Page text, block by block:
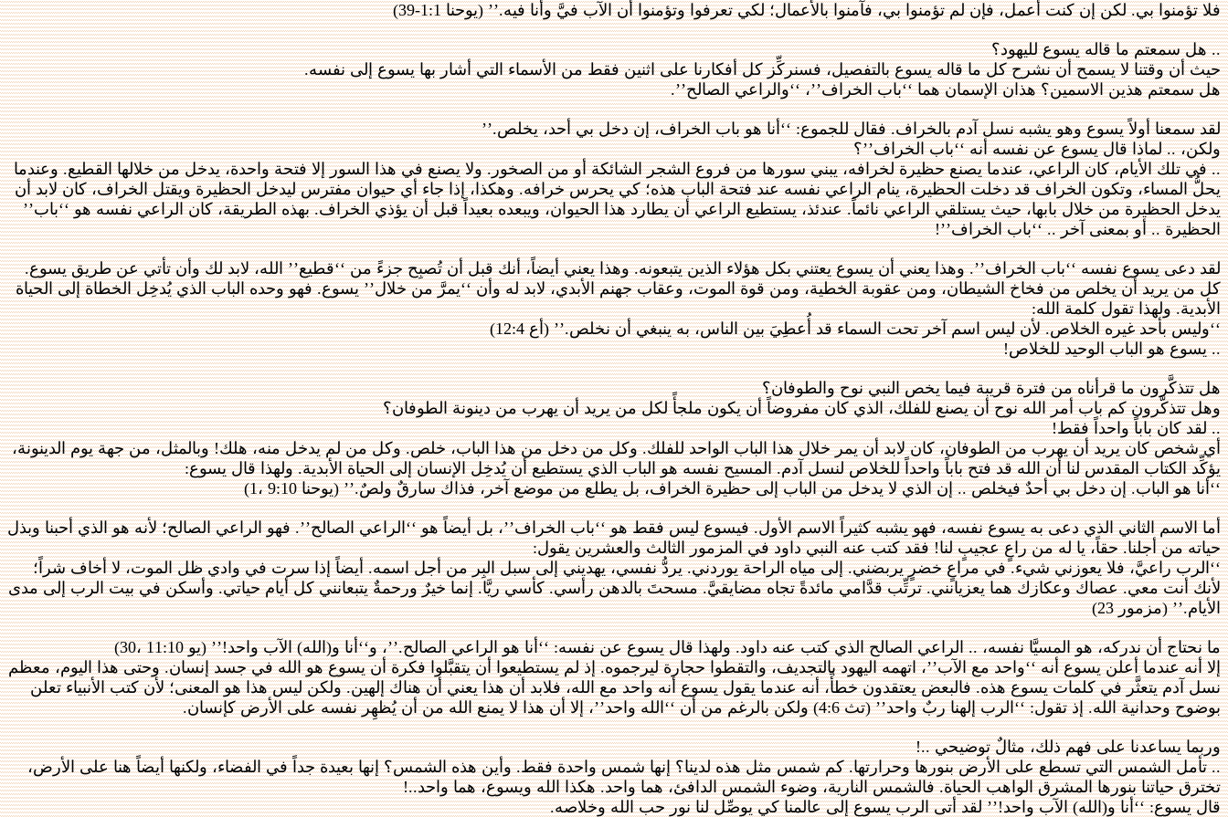
فلا تؤمنوا بي. لكن إن كنت أعمل، فإن لم تؤمنوا بي، فآمنوا بالأعمال؛ لكي تعرفوا وتؤمنوا أن الآب فيَّ وأنا فيه.’’ (يوحنا 1:1-39)
.. هل سمعتم ما قاله يسوع لليهود؟
حيث أن وقتنا لا يسمح أن نشرح كل ما قاله يسوع بالتفصيل، فسنركِّز كل أفكارنا على اثنين فقط من الأسماء التي أشار بها يسوع إلى نفسه.
هل سمعتم هذين الاسمين؟ هذان الإسمان هما ‘‘باب الخراف’’، ‘‘والراعي الصالح’’.
لقد سمعنا أولاً يسوع وهو يشبه نسل آدم بالخراف. فقال للجموع: ‘‘أنا هو باب الخراف، إن دخل بي أحد، يخلص.’’
ولكن، .. لماذا قال يسوع عن نفسه أنه ‘‘باب الخراف’’؟
.. في تلك الأيام، كان الراعي، عندما يصنع حظيرة لخرافه، يبني سورها من فروع الشجر الشائكة أو من الصخور. ولا يصنع في هذا السور إلا فتحة واحدة، يدخل من خلالها القطيع. وعندما
يحلُّ المساء، وتكون الخراف قد دخلت الحظيرة، ينام الراعي نفسه عند فتحة الباب هذه؛ كي يحرس خرافه. وهكذا، إذا جاء أي حيوان مفترس ليدخل الحظيرة ويقتل الخراف، كان لابد أن
يدخل الحظيرة من خلال بابها، حيث يستلقي الراعي نائماً. عندئذ، يستطيع الراعي أن يطارد هذا الحيوان، ويبعده بعيداً قبل أن يؤذي الخراف. بهذه الطريقة، كان الراعي نفسه هو ‘‘باب’’
الحظيرة .. أو بمعنى آخر .. ‘‘باب الخراف’’!
لقد دعى يسوع نفسه ‘‘باب الخراف’’. وهذا يعني أن يسوع يعتني بكل هؤلاء الذين يتبعونه. وهذا يعني أيضاً، أنك قبل أن تُصبِح جزءً من ‘‘قطيع’’ الله، لابد لك وأن تأتي عن طريق يسوع.
كل من يريد أن يخلص من فخاخ الشيطان، ومن عقوبة الخطية، ومن قوة الموت، وعقاب جهنم الأبدي، لابد له وأن ‘‘يمرَّ من خلال’’ يسوع. فهو وحده الباب الذي يُدخِل الخطاة إلى الحياة
الأبدية. ولهذا تقول كلمة الله:
‘‘وليس بأحد غيره الخلاص. لأن ليس اسم آخر تحت السماء قد أُعطِيَ بين الناس، به ينبغي أن نخلص.’’ (أع 12:4)
.. يسوع هو الباب الوحيد للخلاص!
هل تتذكَّرون ما قرأناه من فترة قريبة فيما يخص النبي نوح والطوفان؟
وهل تتذكَّرون كم باب أمر الله نوح أن يصنع للفلك، الذي كان مفروضاً أن يكون ملجأً لكل من يريد أن يهرب من دينونة الطوفان؟
.. لقد كان باباً واحداً فقط!
أي شخص كان يريد أن يهرب من الطوفان، كان لابد أن يمر خلال هذا الباب الواحد للفلك. وكل من دخل من هذا الباب، خلص. وكل من لم يدخل منه، هلك! وبالمثل، من جهة يوم الدينونة،
يؤكِّد الكتاب المقدس لنا أن الله قد فتح باباً واحداً للخلاص لنسل آدم. المسيح نفسه هو الباب الذي يستطيع أن يُدخِل الإنسان إلى الحياة الأبدية. ولهذا قال يسوع:
‘‘أنا هو الباب. إن دخل بي أحدٌ فيخلص .. إن الذي لا يدخل من الباب إلى حظيرة الخراف، بل يطلع من موضع آخر، فذاك سارقٌ ولصٌ.’’ (يوحنا 9:10 ،1)
أما الاسم الثاني الذي دعى به يسوع نفسه، فهو يشبه كثيراً الاسم الأول. فيسوع ليس فقط هو ‘‘باب الخراف’’، بل أيضاً هو ‘‘الراعي الصالح’’. فهو الراعي الصالح؛ لأنه هو الذي أحبنا وبذل
حياته من أجلنا. حقاً، يا له من راعٍ عجيبٍ لنا! فقد كتب عنه النبي داود في المزمور الثالث والعشرين يقول:
‘‘الرب راعيَّ، فلا يعوزني شيء. في مراعٍ خضرٍ يربضني. إلى مياه الراحة يوردني. يردُّ نفسي، يهديني إلى سبل البِر من أجل اسمه. أيضاً إذا سرت في وادي ظل الموت، لا أخاف شراً؛
لأنك أنت معي. عصاك وعكازك هما يعزيانني. ترتِّب قدَّامي مائدةً تجاه مضايقيَّ. مسحتَ بالدهن رأسي. كأسي ريَّا. إنما خيرٌ ورحمةٌ يتبعانني كل أيام حياتي. وأسكن في بيت الرب إلى مدى
الأيام.’’ (مزمور 23)
ما نحتاج أن ندركه، هو المسيَّا نفسه، .. الراعي الصالح الذي كتب عنه داود. ولهذا قال يسوع عن نفسه: ‘‘أنا هو الراعي الصالح.’’، و‘‘أنا و(الله) الآب واحد!’’ (يو 11:10 ،30)
إلا أنه عندما أعلن يسوع أنه ‘‘واحد مع الآب’’، اتهمه اليهود بالتجديف، والتقطوا حجارة ليرجموه. إذ لم يستطيعوا أن يتقبَّلوا فكرة أن يسوع هو الله في جسد إنسان. وحتى هذا اليوم، معظم
نسل آدم يتعثَّر في كلمات يسوع هذه. فالبعض يعتقدون خطأً، أنه عندما يقول يسوع أنه واحد مع الله، فلابد أن هذا يعني أن هناك إلهين. ولكن ليس هذا هو المعنى؛ لأن كتب الأنبياء تعلن
بوضوح وحدانية الله. إذ تقول: ‘‘الرب إلهنا ربٌ واحد’’ (تث 4:6) ولكن بالرغم من أن ‘‘الله واحد’’، إلا أن هذا لا يمنع الله من أن يُظهِر نفسه على الأرض كإنسان.
وربما يساعدنا على فهم ذلك، مثالٌ توضيحي ..!
.. تأمل الشمس التي تسطع على الأرض بنورها وحرارتها. كم شمس مثل هذه لدينا؟ إنها شمس واحدة فقط. وأين هذه الشمس؟ إنها بعيدة جداً في الفضاء، ولكنها أيضاً هنا على الأرض،
تخترق حياتنا بنورها المشرق الواهب الحياة. فالشمس النارية، وضوء الشمس الدافئ، هما واحد. هكذا الله ويسوع، هما واحد..!
قال يسوع: ‘‘أنا و(الله) الآب واحد!’’ لقد أتى الرب يسوع إلى عالمنا كي يوصِّل لنا نور حب الله وخلاصه.